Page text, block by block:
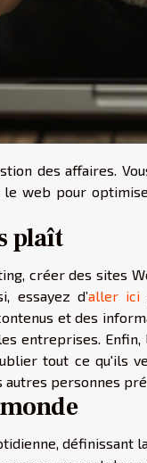
des affaires.
web pour
plaît
créer des sites
essayez d’aller ici
et des
entreprises.
tout ce qu'ils
personnes
définissant